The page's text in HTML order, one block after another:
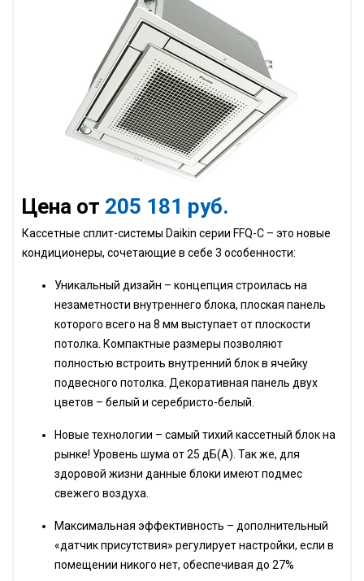
Цена от 205 181 руб.
Кассетные сплит-системы Daikin серии FFQ-C – это новые
кондиционеры, сочетающие в себе 3 особенности:
Уникальный дизайн – концепция строилась на
незаметности внутреннего блока, плоская панель
которого всего на 8 мм выступает от плоскости
потолка. Компактные размеры позволяют
полностью встроить внутренний блок в ячейку
подвесного потолка. Декоративная панель двух
цветов – белый и серебристо-белый.
Новые технологии – самый тихий кассетный блок на
рынке! Уровень шума от 25 дБ(А). Так же, для
здоровой жизни данные блоки имеют подмес
свежего воздуха.
Максимальная эффективность – дополнительный
«датчик присутствия» регулирует настройки, если в
помещении никого нет, обеспечивая до 27%